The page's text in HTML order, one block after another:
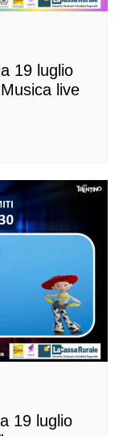
19 luglio
live
19 luglio